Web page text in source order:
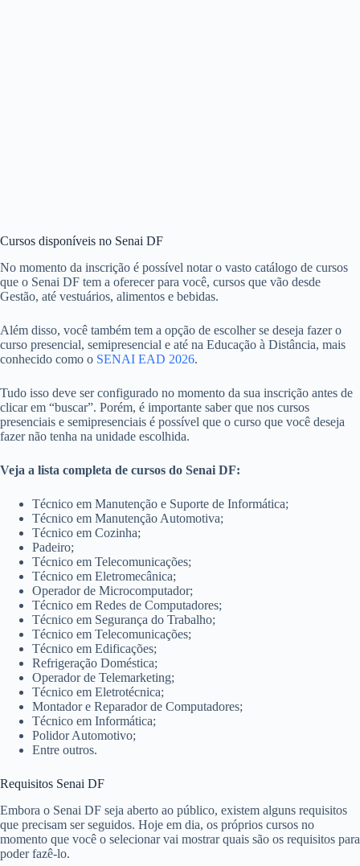
Cursos disponíveis no Senai DF
No momento da inscrição é possível notar o vasto catálogo de cursos
que o Senai DF tem a oferecer para você, cursos que vão desde
Gestão, até vestuários, alimentos e bebidas.
Além disso, você também tem a opção de escolher se deseja fazer o
curso presencial, semipresencial e até na Educação à Distância, mais
conhecido como o SENAI EAD 2026.
Tudo isso deve ser configurado no momento da sua inscrição antes de
clicar em “buscar”. Porém, é importante saber que nos cursos
presenciais e semipresenciais é possível que o curso que você deseja
fazer não tenha na unidade escolhida.
Veja a lista completa de cursos do Senai DF:
Técnico em Manutenção e Suporte de Informática;
Técnico em Manutenção Automotiva;
Técnico em Cozinha;
Padeiro;
Técnico em Telecomunicações;
Técnico em Eletromecânica;
Operador de Microcomputador;
Técnico em Redes de Computadores;
Técnico em Segurança do Trabalho;
Técnico em Telecomunicações;
Técnico em Edificações;
Refrigeração Doméstica;
Operador de Telemarketing;
Técnico em Eletrotécnica;
Montador e Reparador de Computadores;
Técnico em Informática;
Polidor Automotivo;
Entre outros.
Requisitos Senai DF
Embora o Senai DF seja aberto ao público, existem alguns requisitos
que precisam ser seguidos. Hoje em dia, os próprios cursos no
momento que você o selecionar vai mostrar quais são os requisitos para
poder fazê-lo.